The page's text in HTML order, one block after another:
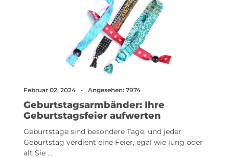
Februar 02, 2024 Angesehen: 7974
Geburtstagsarmbänder: Ihre
Geburtstagsfeier aufwerten
Geburtstage sind besondere Tage, und jeder
Geburtstag verdient eine Feier, egal wie jung oder
alt Sie ...